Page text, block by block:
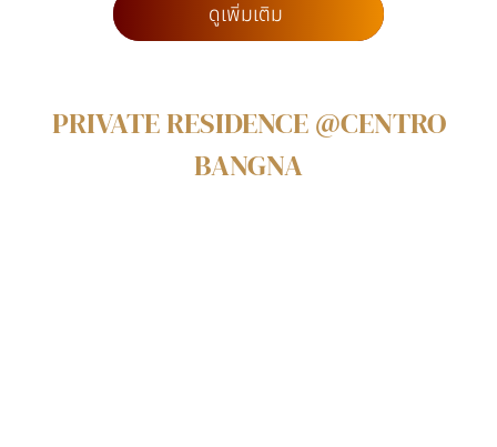
ดูเพิ่มเติม
PRIVATE RESIDENCE @CENTRO
BANGNA